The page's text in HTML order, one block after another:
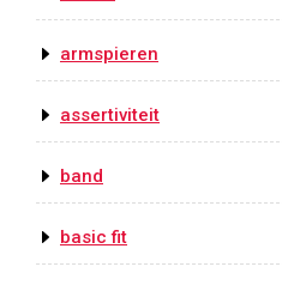
armspieren
assertiviteit
band
basic fit